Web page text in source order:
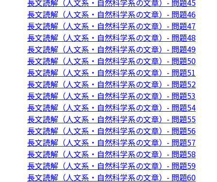
長文読解（人文系・自然科学系の文章）- 問題45
長文読解（人文系・自然科学系の文章）- 問題46
長文読解（人文系・自然科学系の文章）- 問題47
長文読解（人文系・自然科学系の文章）- 問題48
長文読解（人文系・自然科学系の文章）- 問題49
長文読解（人文系・自然科学系の文章）- 問題50
長文読解（人文系・自然科学系の文章）- 問題51
長文読解（人文系・自然科学系の文章）- 問題52
長文読解（人文系・自然科学系の文章）- 問題53
長文読解（人文系・自然科学系の文章）- 問題54
長文読解（人文系・自然科学系の文章）- 問題55
長文読解（人文系・自然科学系の文章）- 問題56
長文読解（人文系・自然科学系の文章）- 問題57
長文読解（人文系・自然科学系の文章）- 問題58
長文読解（人文系・自然科学系の文章）- 問題59
長文読解（人文系・自然科学系の文章）- 問題60